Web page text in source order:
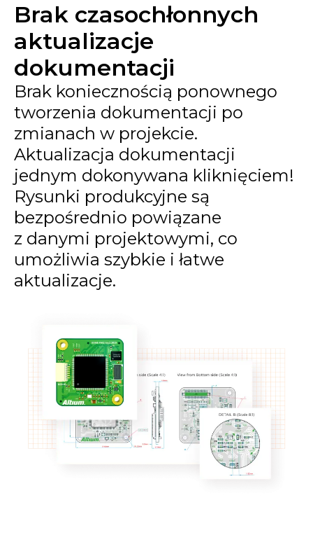
Brak czasochłonnych
aktualizacje
dokumentacji
Brak koniecznością ponownego
tworzenia dokumentacji po
zmianach w projekcie.
Aktualizacja dokumentacji
jednym dokonywana kliknięciem!
Rysunki produkcyjne są
bezpośrednio powiązane
z danymi projektowymi, co
umożliwia szybkie i łatwe
aktualizacje.